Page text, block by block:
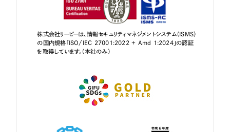
株式会社リーピーは、情報セキュリティマネジメントシステム（ISMS）
の国内規格「ISO/IEC 27001:2022 + Amd 1:2024」の認証
を取得しています。（本社のみ）